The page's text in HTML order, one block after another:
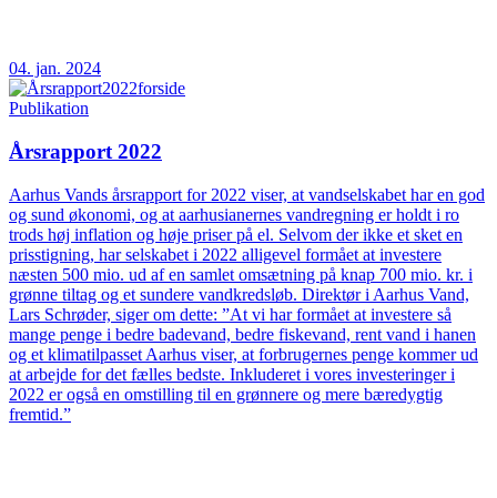
04. jan. 2024
Publikation
Årsrapport 2022
Aarhus Vands årsrapport for 2022 viser, at vandselskabet har en god
og sund økonomi, og at aarhusianernes vandregning er holdt i ro
trods høj inflation og høje priser på el. Selvom der ikke et sket en
prisstigning, har selskabet i 2022 alligevel formået at investere
næsten 500 mio. ud af en samlet omsætning på knap 700 mio. kr. i
grønne tiltag og et sundere vandkredsløb. Direktør i Aarhus Vand,
Lars Schrøder, siger om dette: ”At vi har formået at investere så
mange penge i bedre badevand, bedre fiskevand, rent vand i hanen
og et klimatilpasset Aarhus viser, at forbrugernes penge kommer ud
at arbejde for det fælles bedste. Inkluderet i vores investeringer i
2022 er også en omstilling til en grønnere og mere bæredygtig
fremtid.”